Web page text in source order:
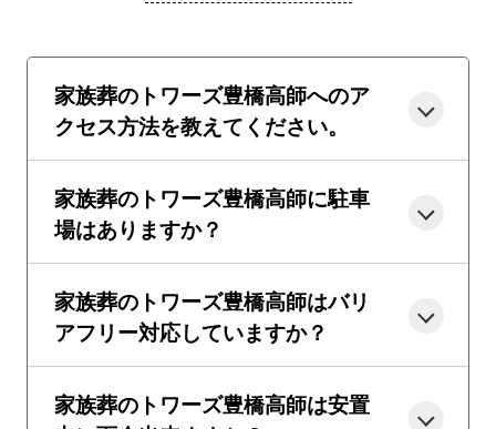
家族葬のトワーズ豊橋高師へのア
クセス方法を教えてください。
家族葬のトワーズ豊橋高師に駐車
場はありますか？
家族葬のトワーズ豊橋高師はバリ
アフリー対応していますか？
家族葬のトワーズ豊橋高師は安置